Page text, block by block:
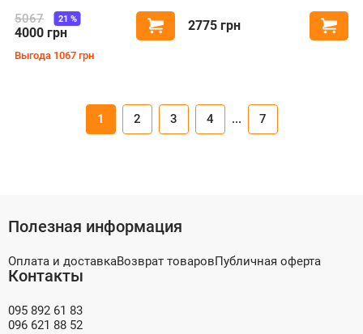
апельсином для собак
средних и крупных пород
5067
4000 грн
21 %
Купить
Выгода 1067 грн
беззерновой с ягненком и
бататом для собак мелких
2775 грн
1 2 3 4 ... 7
Полезная информация
Оплата и доставкаВозврат товаровПубличная оферта
Контакты
095 892 61 83
096 621 88 52